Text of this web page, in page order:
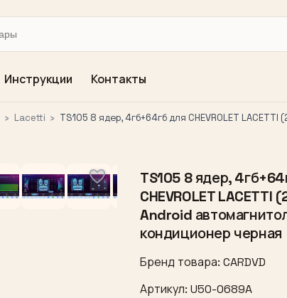
Инструкции Контакты
› Lacetti › TS105 8 ядер, 4гб+64гб для CHEVROLET
TS105 8 ядер,
CHEVROLET
Android
кондиционер черная
Бренд товара: CARDVD
Артикул: U50-0689A